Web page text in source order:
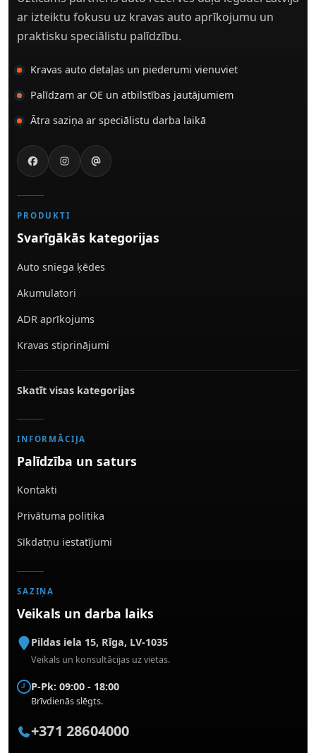
ar izteiktu fokusu uz kravas auto aprīkojumu un
praktisku speciālistu palīdzību.
Kravas auto detaļas un piederumi vienuviet
Palīdzam ar OE un atbilstības jautājumiem
Ātra saziņa ar speciālistu darba laikā
PRODUKTI
Svarīgākās kategorijas
Auto sniega ķēdes
Akumulatori
ADR aprīkojums
Kravas stiprinājumi
Skatīt visas kategorijas
INFORMĀCIJA
Palīdzība un saturs
Kontakti
Privātuma politika
Sīkdatņu iestatījumi
SAZIŅA
Veikals un darba laiks
Pildas iela 15, Rīga, LV-1035
Veikals un konsultācijas uz vietas.
P-Pk: 09:00 - 18:00
Brīvdienās slēgts.
+371 28604000